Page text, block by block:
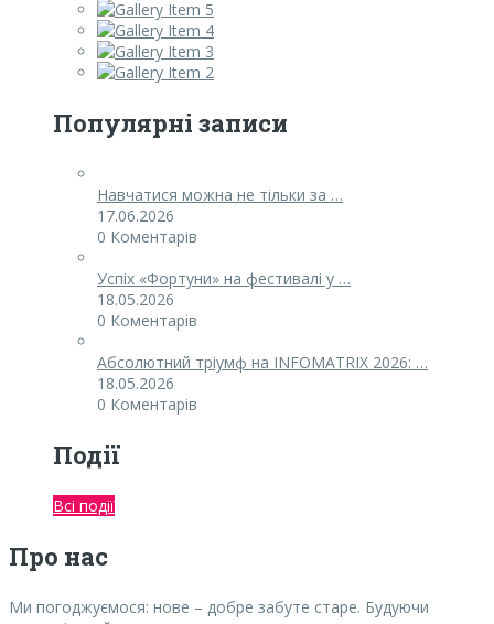
Популярні записи
Навчатися можна не тільки за …
17.06.2026
0 Коментарів
Успіх «Фортуни» на фестивалі у …
18.05.2026
0 Коментарів
Абсолютний тріумф на INFOMATRIX 2026: …
18.05.2026
0 Коментарів
Події
Всі події
Про нас
Ми погоджуємося: нове – добре забуте старе. Будуючи